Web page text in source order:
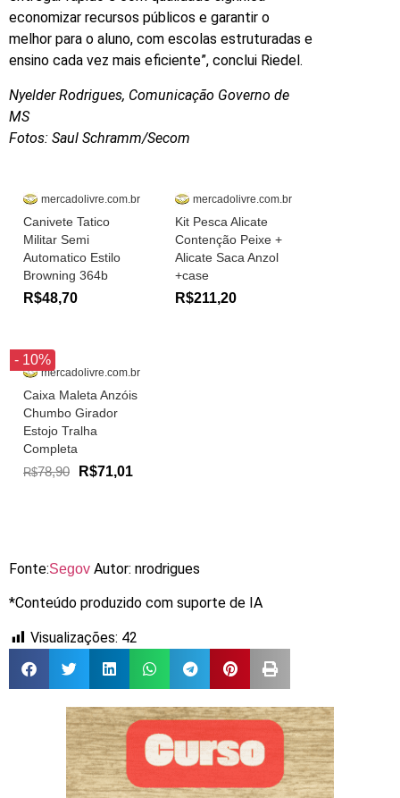
economizar recursos públicos e garantir o
melhor para o aluno, com escolas estruturadas e
ensino cada vez mais eficiente”, conclui Riedel.
Nyelder Rodrigues, Comunicação Governo de
MS
Fotos: Saul Schramm/Secom
mercadolivre.com.br
Canivete Tatico
Militar Semi
Automatico Estilo
Browning 364b
R$48,70
mercadolivre.com.br
Kit Pesca Alicate
Contenção Peixe +
Alicate Saca Anzol
+case
R$211,20
- 10%
mercadolivre.com.br
Caixa Maleta Anzóis
Chumbo Girador
Estojo Tralha
Completa
R$78,90 R$71,01
Fonte:Segov Autor: nrodrigues
*Conteúdo produzido com suporte de IA
Visualizações: 42